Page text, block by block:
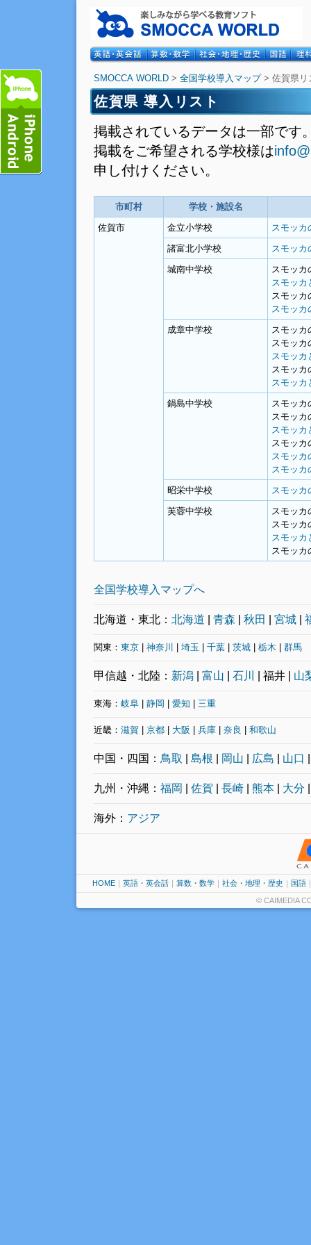
SMOCCA WORLD > 全国学校導入マップ> 佐賀県リ
佐賀県 導入リスト
掲載されているデータは一部です
掲載をご希望される学校様は
申し付けください。
市町村
学校・施設名
佐賀市
金立小学校
スモッカ
諸富北小学校
スモッカ
城南中学校
スモッカ
スモッカ
スモッカ
スモッカ
成章中学校
スモッカ
スモッカ
スモッカ
スモッカ
スモッカ
鍋島中学校
スモッカ
スモッカ
スモッカ
スモッカ
スモッカ
スモッカ
昭栄中学校
スモッカ
芙蓉中学校
スモッカ
スモッカ
スモッカ
スモッカ
全国学校導入マップへ
北海道・東北： 北海道 | 青森 | 秋田 | 宮城 |
関東： 東京 神奈川 埼玉 千葉 茨城 栃木 群馬
甲信越・北陸： 新潟 | 富山 | 石川 | 福井 | 山
東海： 岐阜 静岡 愛知 三重
近畿： 滋賀 京都 大阪 兵庫 奈良 和歌山
中国・四国： 鳥取 | 島根 | 岡山 | 広島 | 山口
九州・沖縄： 福岡 | 佐賀 | 長崎 | 熊本 | 大分
海外： アジア
HOME ｜ 英語・英会話 ｜ 算数・数学 ｜ 社会・地理・歴史 ｜ 国語
© CAIMEDIA